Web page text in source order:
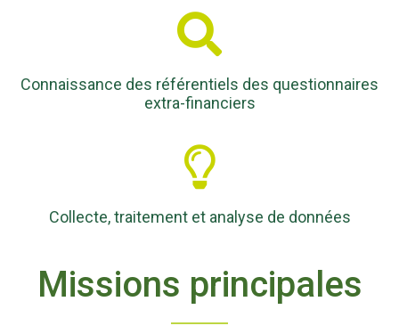
Connaissance des référentiels des questionnaires
extra-financiers
Collecte, traitement et analyse de données
Missions principales